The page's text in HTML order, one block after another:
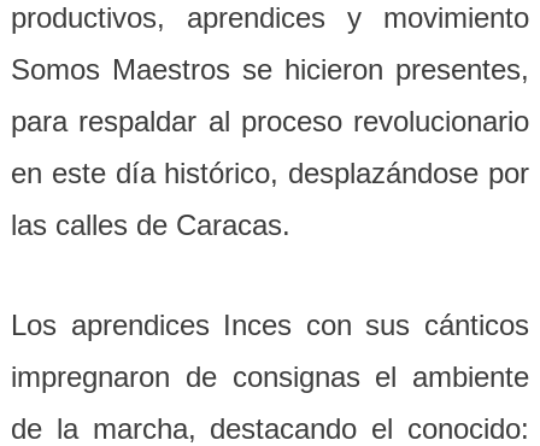
productivos, aprendices y movimiento
Somos Maestros se hicieron presentes,
para respaldar al proceso revolucionario
en este día histórico, desplazándose por
las calles de Caracas.
Los aprendices Inces con sus cánticos
impregnaron de consignas el ambiente
de la marcha, destacando el conocido: